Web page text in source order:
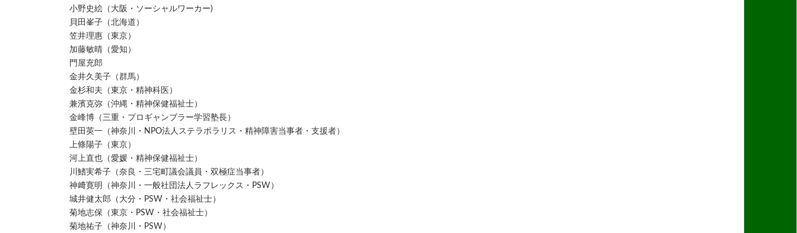
小野史絵（大阪・ソーシャルワーカー)
貝田峯子（北海道）
笠井理惠（東京）
加藤敏晴（愛知）
門屋充郎
金井久美子（群馬）
金杉和夫（東京・精神科医）
兼濱克弥（沖縄・精神保健福祉士）
金峰博（三重・プロギャンブラー学習塾長）
壁田英一（神奈川・NPO法人ステラポラリス・精神障害当事者・支援者）
上條陽子（東京）
河上直也（愛媛・精神保健福祉士）
川鰭実希子（奈良・三宅町議会議員・双極症当事者）
神﨑寛明（神奈川・一般社団法人ラフレックス・PSW）
城井健太郎（大分・PSW・社会福祉士）
菊地志保（東京・PSW・社会福祉士）
菊地祐子（神奈川・PSW）